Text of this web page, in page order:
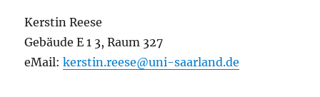
Kerstin Reese
Gebäude E 1 3, Raum 327
eMail:kerstin.reese@uni-saarland.de